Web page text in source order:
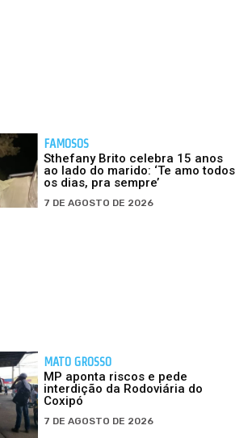
FAMOSOS
Sthefany Brito celebra 15 anos
ao lado do marido: ‘Te amo todos
os dias, pra sempre’
7 DE AGOSTO DE 2026
MATO GROSSO
MP aponta riscos e pede
interdição da Rodoviária do
Coxipó
7 DE AGOSTO DE 2026